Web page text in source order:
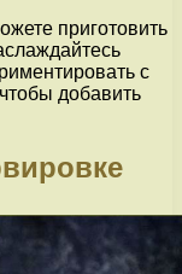
приготовить
с
добавить